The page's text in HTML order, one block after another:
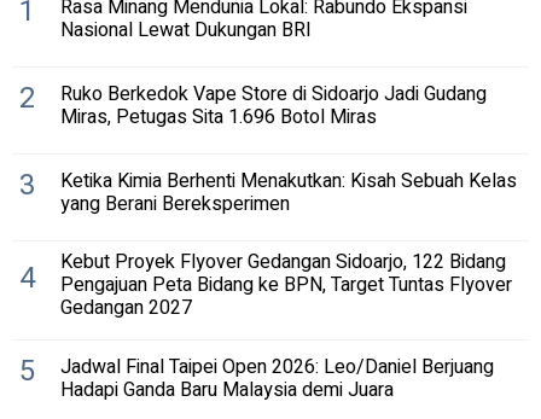
1 Rasa Minang Mendunia Lokal: Rabundo Ekspansi
Nasional Lewat Dukungan BRI
2 Ruko Berkedok Vape Store di Sidoarjo Jadi Gudang
Miras, Petugas Sita 1.696 Botol Miras
3 Ketika Kimia Berhenti Menakutkan: Kisah Sebuah Kelas
yang Berani Bereksperimen
4 Kebut Proyek Flyover Gedangan Sidoarjo, 122 Bidang
Pengajuan Peta Bidang ke BPN, Target Tuntas Flyover
Gedangan 2027
5 Jadwal Final Taipei Open 2026: Leo/Daniel Berjuang
Hadapi Ganda Baru Malaysia demi Juara